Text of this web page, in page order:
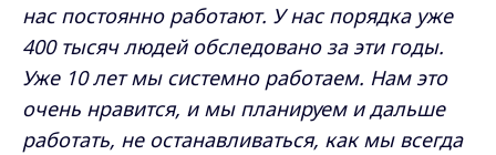
нас постоянно работают. У нас порядка уже
400 тысяч людей обследовано за эти годы.
Уже 10 лет мы системно работаем. Нам это
очень нравится, и мы планируем и дальше
работать, не останавливаться, как мы всегда